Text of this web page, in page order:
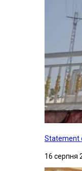
Statement
16 серпня